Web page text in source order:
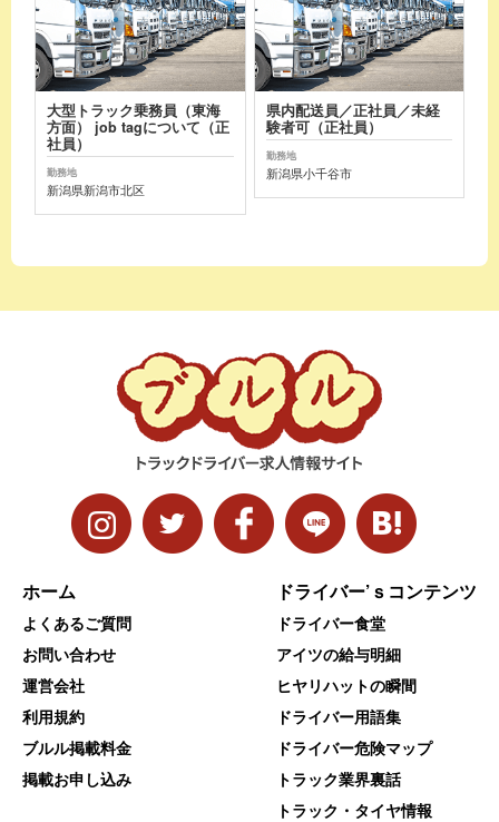
大型トラック乗務員（東海
方面） job tagについて（正
社員）
勤務地
新潟県新潟市北区
県内配送員／正社員／未経
験者可（正社員）
勤務地
新潟県小千谷市
ホーム
よくあるご質問
お問い合わせ
運営会社
利用規約
ブルル掲載料金
掲載お申し込み
ドライバー’ｓコンテンツ
ドライバー食堂
アイツの給与明細
ヒヤリハットの瞬間
ドライバー用語集
ドライバー危険マップ
トラック業界裏話
トラック・タイヤ情報